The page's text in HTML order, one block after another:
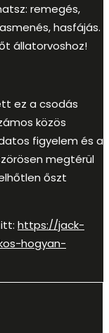
remegés,
hasfájás.
állatorvoshoz!
ez a csodás
közös
figyelem és a
megtérül
őszt
https://jack-
hogyan-